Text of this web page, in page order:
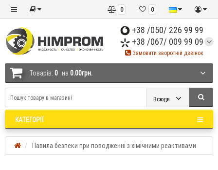
0
0
+38 /050/ 226 99 99
+38 /067/ 009 99 09
Замовити зворотній дзвінок
Товарів: 0 на 0.00грн.
Всюди
КАТЕГОРІЇ
Павила безпеки при поводженні з хімічними реактивами